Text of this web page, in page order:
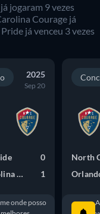
jogaram 9 vezes
Courage já
já venceu 3 vezes
2025
Sep 20
0
North Carolina Courage
1
onde posso